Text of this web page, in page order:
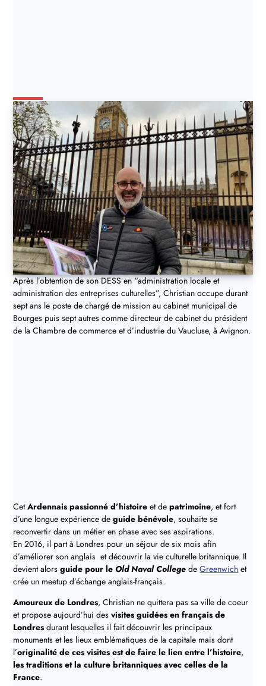
Après l’obtention de son DESS en “administration locale et
administration des entreprises culturelles”, Christian occupe durant
sept ans le poste de chargé de mission au cabinet municipal de
Bourges puis sept autres comme directeur de cabinet du président
de la Chambre de commerce et d’industrie du Vaucluse, à Avignon.
CetArdennais passionné d’histoire et depatrimoine, et fort
d’une longue expérience deguide bénévole, souhaite se
reconvertir dans un métier en phase avec ses aspirations.
En 2016, il part à Londres pour un séjour de six mois afin
d’améliorer son anglais et découvrir la vie culturelle britannique. Il
devient alorsguide pour leOld Naval College deGreenwich et
crée un meetup d’échange anglais-français.
Amoureux de Londres, Christian ne quittera pas sa ville de coeur
et propose aujourd’hui desvisites guidées en français de
Londres durant lesquelles il fait découvrir les principaux
monuments et les lieux emblématiques de la capitale mais dont
l’originalité de ces visites est de faire le lien entre l’histoire,
les traditions et la culture britanniques avec celles de la
France.